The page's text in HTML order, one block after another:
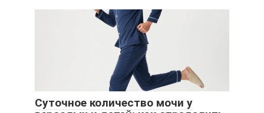
Суточное количество мочи у